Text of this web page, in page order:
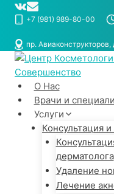
Перейти
+7 (981) 989-80-00
пр. Авиаконструкторов,
О Нас
Врачи и
Услуги
Консультация
дерматолога
Удаление
Лечение